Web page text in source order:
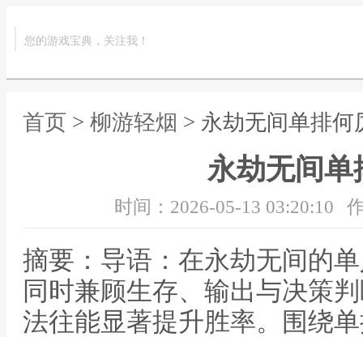
您的游戏宝典，关注我！
首页 > 柳游轻烟 > 永劫无间单排何
永劫无间单
时间：2026-05-13 03:20:10
摘要：导语：在永劫无间的
同时兼顾生存、输出与决策
法往能显著提升胜率。围绕